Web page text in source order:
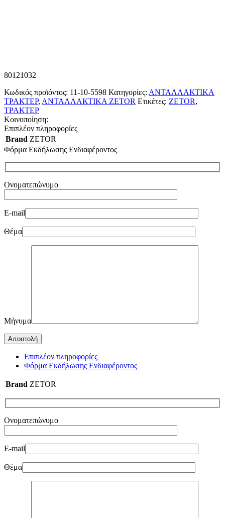
80121032
Κωδικός προϊόντος: 11-10-5598 Κατηγορίες: ΑΝΤΑΛΛΑΚΤΙΚΑ
ΤΡΑΚΤΕΡ, ΑΝΤΑΛΛΑΚΤΙΚΑ ZETOR Ετικέτες: ZETOR,
ΤΡΑΚΤΕΡ
Κοινοποίηση:
Επιπλέον πληροφορίες
Brand ZETOR
Φόρμα Εκδήλωσης Ενδιαφέροντος
Ονοματεπώνυμο
E-mail
Θέμα
Μήνυμα
Επιπλέον πληροφορίες
Φόρμα Εκδήλωσης Ενδιαφέροντος
Brand ZETOR
Ονοματεπώνυμο
E-mail
Θέμα